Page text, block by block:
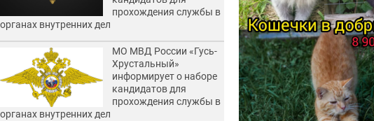
прохождения службы в
органах внутренних дел
МО МВД России «Гусь-
Хрустальный»
информирует о наборе
кандидатов для
прохождения службы в
органах внутренних дел